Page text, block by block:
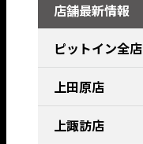
店舗最新情報
ピットイン全店
上田原店
上諏訪店